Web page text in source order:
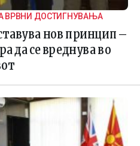
ВРВНИ ДОСТИГНУВАЊА
нов принцип –
да се вреднува во